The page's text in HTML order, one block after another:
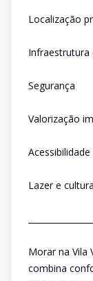
Localização
Infraestrutura
Segurança
Valorização
Lazer e cultura
Morar na Vila
combina